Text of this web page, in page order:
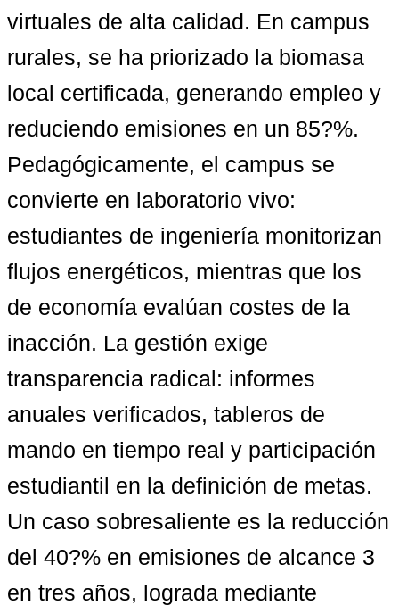
virtuales de alta calidad. En campus
rurales, se ha priorizado la biomasa
local certificada, generando empleo y
reduciendo emisiones en un 85?%.
Pedagógicamente, el campus se
convierte en laboratorio vivo:
estudiantes de ingeniería monitorizan
flujos energéticos, mientras que los
de economía evalúan costes de la
inacción. La gestión exige
transparencia radical: informes
anuales verificados, tableros de
mando en tiempo real y participación
estudiantil en la definición de metas.
Un caso sobresaliente es la reducción
del 40?% en emisiones de alcance 3
en tres años, lograda mediante